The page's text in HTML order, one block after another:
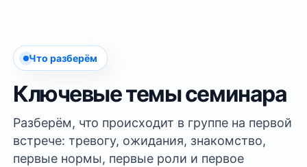
Что разберём
Ключевые темы семинара
Разберём, что происходит в группе на первой
встрече: тревогу, ожидания, знакомство,
первые нормы, первые роли и первое